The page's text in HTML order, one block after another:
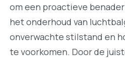
om een proactieve
het onderhoud van
onverwachte stilstand en
te voorkomen. Door de